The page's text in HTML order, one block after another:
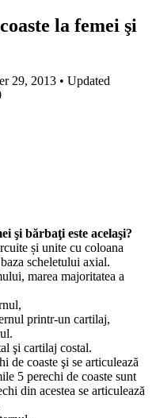
la femei şi
29, 2013 • Updated
şi bărbaţi este acelaşi?
și unite cu coloana
scheletului axial.
marea majoritatea a
printr-un cartilaj,
şi cartilaj costal.
de coaste şi se articulează
5 perechi de coaste sunt
din acestea se articulează